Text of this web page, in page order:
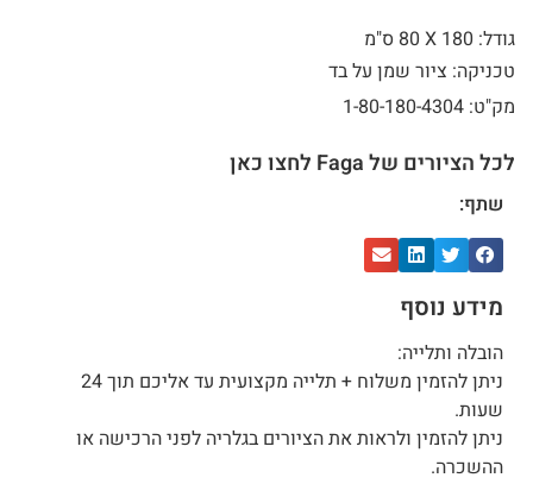
גודל: 180 X
80 ס"מ
טכניקה: ציור שמן על בד
מק"ט: 1-80-180-4304
לכל הציורים של Faga לחצו כאן
שתף:
מידע נוסף
הובלה ותלייה:
ניתן להזמין משלוח + תלייה מקצועית עד אליכם תוך 24
שעות.
ניתן להזמין ולראות את הציורים בגלריה לפני הרכישה או
ההשכרה.